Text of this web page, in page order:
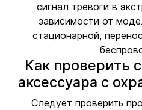
сигнал тревоги в
зависимости от
стационарной,
Как проверить
аксессуара с
Следует проверить